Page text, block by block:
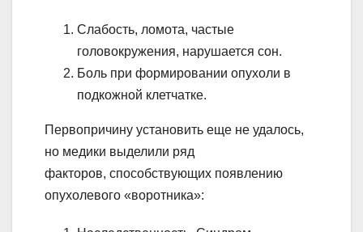
Слабость, ломота, частые
головокружения, нарушается сон.
Боль при формировании опухоли в
подкожной клетчатке.
Первопричину установить еще не удалось,
но медики выделили ряд
факторов, способствующих появлению
опухолевого «воротника»: